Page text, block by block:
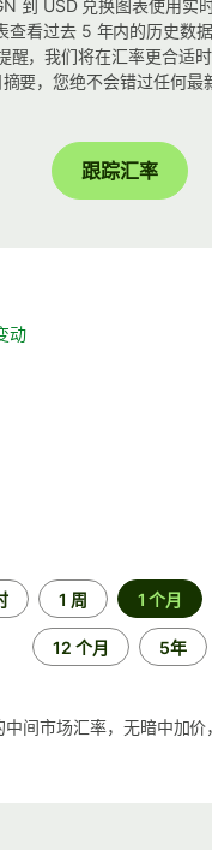
到 USD 兑换图表使用实
查看过去 5 年内的历史数
醒，我们将在汇率更合适
要，您绝不会错过任何最
跟踪汇率
动
1 周 1 个月
12 个月 5年
中间市场汇率，无暗中加